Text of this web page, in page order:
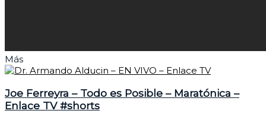
Más
Joe Ferreyra – Todo es Posible – Maratónica –
Enlace TV #shorts